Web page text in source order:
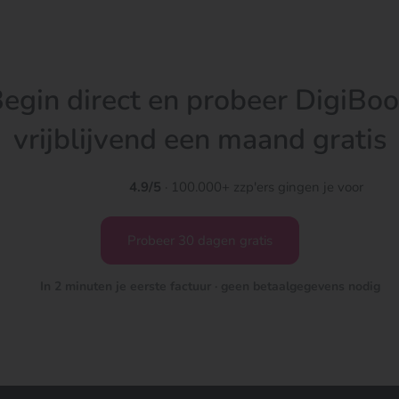
direct en probeer
vrijblijvend een maand gratis
4.9/5 · 100.000+ zzp'ers gingen je voor
Probeer 30 dagen gratis